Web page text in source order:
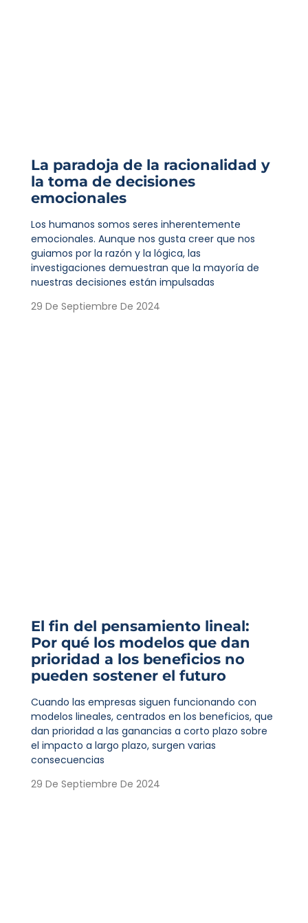
La paradoja de la racionalidad y
la toma de decisiones
emocionales
Los humanos somos seres inherentemente
emocionales. Aunque nos gusta creer que nos
guiamos por la razón y la lógica, las
investigaciones demuestran que la mayoría de
nuestras decisiones están impulsadas
29 De Septiembre De 2024
El fin del pensamiento lineal:
Por qué los modelos que dan
prioridad a los beneficios no
pueden sostener el futuro
Cuando las empresas siguen funcionando con
modelos lineales, centrados en los beneficios, que
dan prioridad a las ganancias a corto plazo sobre
el impacto a largo plazo, surgen varias
consecuencias
29 De Septiembre De 2024